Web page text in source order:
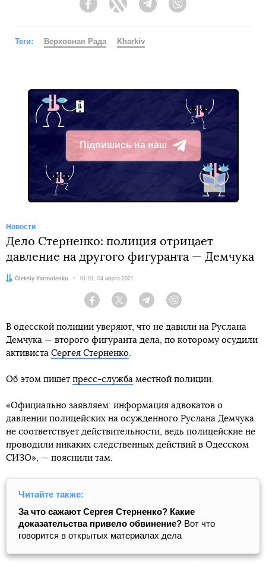
FacebookTwitter Telegram
Теги: Верховная Рада Kharkiv
Підпишись на наш
Telegram
Новости
Дело Стерненко: полиция отрицает
давление на другого фигуранта — Демчука
Автор:
Oleksiy Yarmolenko Дата:
01:01, 04 марта 2021
Facebook Twitter Telegram
В одесской полиции уверяют, что не давили на Руслана
Демчука — второго фигуранта дела, по которому осудили
активиста Сергея Стерненко
Об этом пишет пресс-служба местной полиции.
«Официально заявляем: информация адвокатов о
давлении полицейских на осужденного Руслана Демчука
не соответствует действительности, ведь полицейские не
проводили никаких следственных действий в Одесском
СИЗО», — пояснили там.
Читайте также:
За что сажают Сергея Стерненко? Какие
доказательства привело обвинение? Вот что
говорится в открытых материалах дела